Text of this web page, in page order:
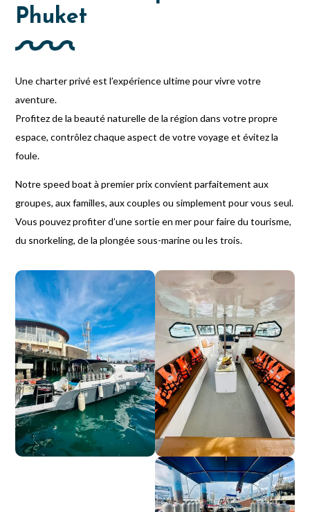
Phuket
Une charter privé est l’expérience ultime pour vivre votre
aventure.
Profitez de la beauté naturelle de la région dans votre propre
espace, contrôlez chaque aspect de votre voyage et évitez la
foule.
Notre speed boat à premier prix convient parfaitement aux
groupes, aux familles, aux couples ou simplement pour vous seul.
Vous pouvez profiter d’une sortie en mer pour faire du tourisme,
du snorkeling, de la plongée sous-marine ou les trois.